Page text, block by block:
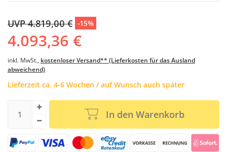
UVP 4.819,00 € -15%
4.093,36 €
inkl. MwSt., kostenloser Versand** (Lieferkosten für das Ausland
abweichend)
Lieferzeit ca. 4-6 Wochen / auf Wunsch auch später
In den Warenkorb